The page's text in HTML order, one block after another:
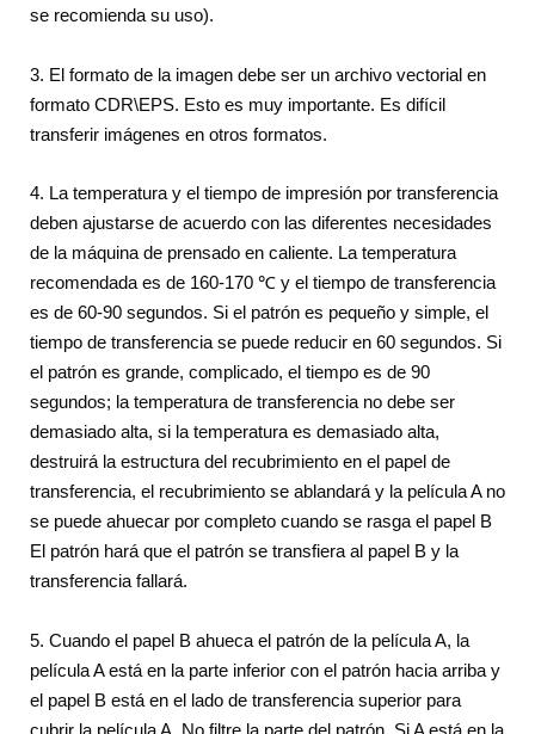
se recomienda su uso).
3. El formato de la imagen debe ser un archivo vectorial en
formato CDR\EPS. Esto es muy importante. Es difícil
transferir imágenes en otros formatos.
4. La temperatura y el tiempo de impresión por transferencia
deben ajustarse de acuerdo con las diferentes necesidades
de la máquina de prensado en caliente. La temperatura
recomendada es de 160-170 ℃ y el tiempo de transferencia
es de 60-90 segundos. Si el patrón es pequeño y simple, el
tiempo de transferencia se puede reducir en 60 segundos. Si
el patrón es grande, complicado, el tiempo es de 90
segundos; la temperatura de transferencia no debe ser
demasiado alta, si la temperatura es demasiado alta,
destruirá la estructura del recubrimiento en el papel de
transferencia, el recubrimiento se ablandará y la película A no
se puede ahuecar por completo cuando se rasga el papel B
El patrón hará que el patrón se transfiera al papel B y la
transferencia fallará.
5. Cuando el papel B ahueca el patrón de la película A, la
película A está en la parte inferior con el patrón hacia arriba y
el papel B está en el lado de transferencia superior para